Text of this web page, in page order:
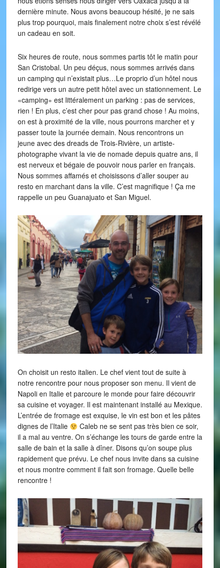
dernière minute. Nous avons beaucoup hésité, je ne sais
plus trop pourquoi, mais finalement notre choix s’est révélé
un cadeau en soit.
Six heures de route, nous sommes partis tôt le matin pour
San Cristobal. Un peu déçus, nous sommes arrivés dans
un camping qui n’existait plus…Le proprio d’un hôtel nous
redirige vers un autre petit hôtel avec un stationnement. Le
«camping» est littéralement un parking : pas de services,
rien ! En plus, c’est cher pour pas grand chose ! Au moins,
on est à proximité de la ville, nous pourrons marcher et y
passer toute la journée demain. Nous rencontrons un
jeune avec des dreads de Trois-Rivière, un artiste-
photographe vivant la vie de nomade depuis quatre ans, il
est nerveux et bégaie de pouvoir nous parler en français.
Nous sommes affamés et choisissons d’aller souper au
resto en marchant dans la ville. C’est magnifique ! Ça me
rappelle un peu Guanajuato et San Miguel.
On choisit un resto italien. Le chef vient tout de suite à
notre rencontre pour nous proposer son menu. Il vient de
Napoli en Italie et parcoure le monde pour faire découvrir
sa cuisine et voyager. Il est maintenant installé au Mexique.
L’entrée de fromage est exquise, le vin est bon et les pâtes
dignes de l’Italie
Caleb ne se sent pas très bien ce soir,
il a mal au ventre. On s’échange les tours de garde entre la
salle de bain et la salle à dîner. Disons qu’on soupe plus
rapidement que prévu. Le chef nous invite dans sa cuisine
et nous montre comment il fait son fromage. Quelle belle
rencontre !